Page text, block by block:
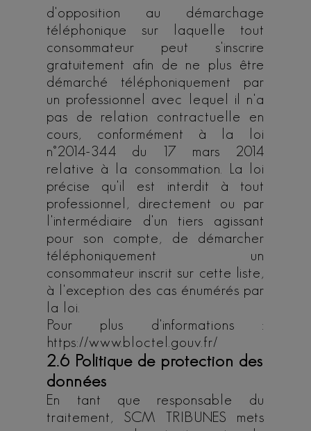
d'opposition au démarchage
téléphonique sur laquelle tout
consommateur peut s'inscrire
gratuitement afin de ne plus être
démarché téléphoniquement par
un professionnel avec lequel il n'a
pas de relation contractuelle en
cours, conformément à la loi
n°2014-344 du 17 mars 2014
relative à la consommation. La loi
précise qu'il est interdit à tout
professionnel, directement ou par
l'intermédiaire d'un tiers agissant
pour son compte, de démarcher
téléphoniquement un
consommateur inscrit sur cette liste,
à l'exception des cas énumérés par
la loi.
Pour plus d'informations :
https://www.bloctel.gouv.fr/
2.6 Politique de protection des
données
En tant que responsable du
traitement, SCM TRIBUNES mets